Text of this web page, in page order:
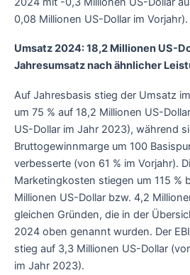
0,08 Millionen US-Dollar im Vorjahr).
Umsatz 2024: 18,2 Millionen US-
Jahresumsatz nach ähnlicher
Auf Jahresbasis stieg der Umsatz
um 75 % auf 18,2 Millionen US-
US-Dollar im Jahr 2023), während
Bruttogewinnmarge um 100
verbesserte (von 61 % im Vorjahr).
Marketingkosten stiegen um 115 %
Millionen US-Dollar bzw. 4,2
gleichen Gründen, die in der
2024 oben genannt wurden. Der
stieg auf 3,3 Millionen US-Dollar
im Jahr 2023).